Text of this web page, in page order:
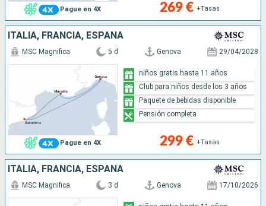
Pague en 4X 269 € +Tasas
ITALIA, FRANCIA, ESPAÑA
Pague en 4X
MSC Magnifica 5 d Genova 29/04/2028
299 € +Tasas
niños gratis hasta 11 años
Club para niños desde los 3 años
Paquete de bebidas disponible
Pensión completa
ITALIA, FRANCIA, ESPAÑA
MSC Magnifica 3 d Genova 17/10/2026